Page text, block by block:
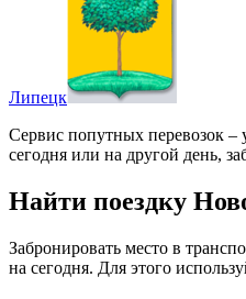
Липецк
Сервис попутных перевозок –
сегодня или на другой день,
Найти поездку
Забронировать место в
на сегодня. Для этого